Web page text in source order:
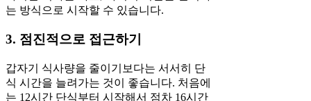
는 방식으로 시작할 수 있습니다.
3. 점진적으로 접근하기
갑자기 식사량을 줄이기보다는 서서히 단
식 시간을 늘려가는 것이 좋습니다. 처음에
는 12시간 단식부터 시작해서 점차 16시간